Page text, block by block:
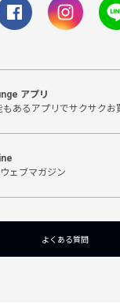
アプリ
もあるアプリでサクサクお
ェブマガジン
よくある質問